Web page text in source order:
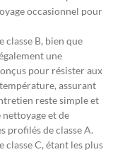
occasionnel pour
classe B, bien que
une
pour résister aux
assurant
reste simple et
nettoyage et de
profilés de classe A.
classe C, étant les plus